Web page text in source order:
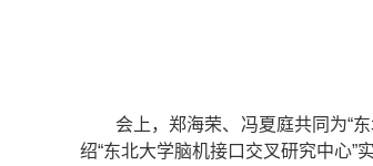
会上，郑海荣、冯夏庭共同为“
绍“东北大学脑机接口交叉研究中心”